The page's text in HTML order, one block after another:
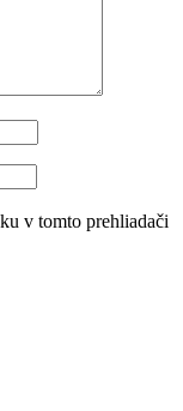
v tomto prehliadači